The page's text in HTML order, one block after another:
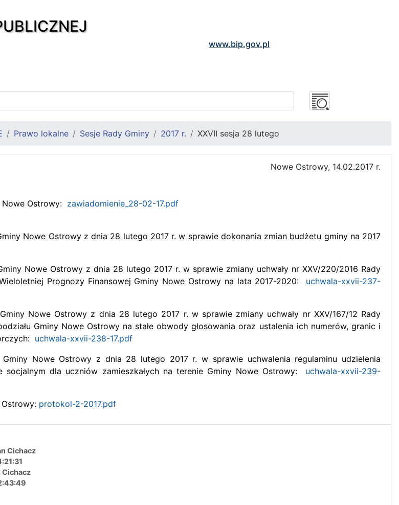
www.bip.gov.pl
Prawo lokalne Sesje Rady Gminy 2017 r. XXVII sesja 28 lutego
Nowe Ostrowy, 14.02.2017 r.
Nowe Ostrowy: zawiadomienie_28-02-17.pdf
Nowe Ostrowy z dnia 28 lutego 2017 r. w sprawie dokonania zmian budżetu gminy na 2017
Nowe Ostrowy z dnia 28 lutego 2017 r. w sprawie zmiany uchwały nr XXV/220/2016 Rady
Prognozy Finansowej Gminy Nowe Ostrowy na lata 2017-2020:
uchwala-xxvii-237-
Nowe Ostrowy z dnia 28 lutego 2017 r. w sprawie zmiany uchwały nr XXV/167/12 Rady
Gminy Nowe Ostrowy na stałe obwody głosowania oraz ustalenia ich numerów, granic i
uchwala-xxvii-238-17.pdf
Gminy Nowe Ostrowy z dnia 28 lutego 2017 r. w sprawie uchwalenia regulaminu udzielenia
dla uczniów zamieszkałych na terenie Gminy Nowe Ostrowy:
uchwala-xxvii-239-
Ostrowy: protokol-2-2017.pdf
Cichacz
Cichacz